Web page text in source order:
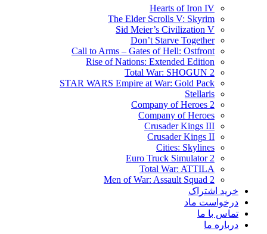
Hearts of Iron IV
The Elder Scrolls V: Skyrim
Sid Meier’s Civilization V
Don’t Starve Together
Call to Arms – Gates of Hell: Ostfront
Rise of Nations: Extended Edition
Total War: SHOGUN 2
STAR WARS Empire at War: Gold Pack
Stellaris
Company of Heroes 2
Company of Heroes
Crusader Kings III
Crusader Kings II
Cities: Skylines
Euro Truck Simulator 2
Total War: ATTILA
Men of War: Assault Squad 2
خرید اشتراک
درخواست ماد
تماس با ما
درباره ما